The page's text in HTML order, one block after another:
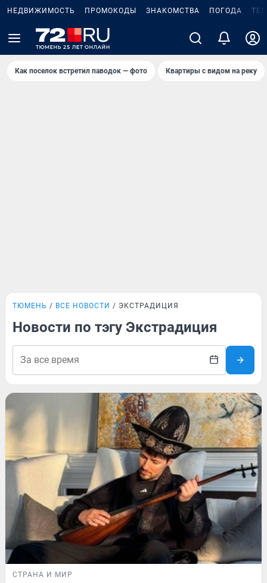
НЕДВИЖИМОСТЬ ПРОМОКОДЫ ЗНАКОМСТВА ПОГОДА
Как поселок встретил паводок — фото Квартиры с видом на реку
ТЮМЕНЬ ВСЕ НОВОСТИ ЭКСТРАДИЦИЯ
Новости по тэгу Экстрадиция
СТРАНА И МИР